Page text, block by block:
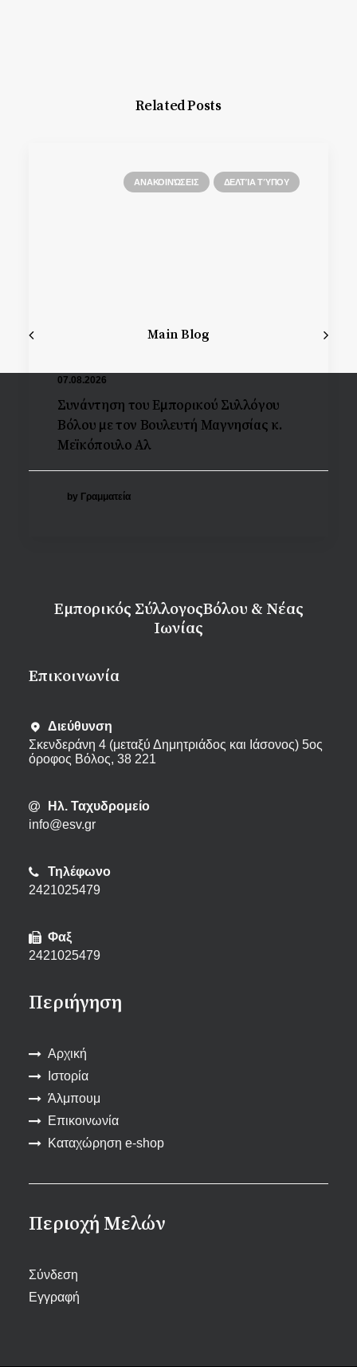
Related Posts
ΑΝΑΚΟΙΝΏΣΕΙΣ ΔΕΛΤΊΑ ΤΎΠΟΥ
07.08.2026
Συνάντηση του Εμπορικού Συλλόγου
Βόλου με τον Βουλευτή Μαγνησίας κ.
Μεϊκόπουλο Αλ
by Γραμματεία
Main Blog
Εμπορικός ΣύλλογοςΒόλου & Νέας
Ιωνίας
Eπικοινωνία
Διεύθυνση
Σκενδεράνη 4 (μεταξύ Δημητριάδος και Ιάσονος) 5ος
όροφος Βόλος, 38 221
Ηλ. Ταχυδρομείο
info@esv.gr
Τηλέφωνο
2421025479
Φαξ
2421025479
Περιήγηση
Αρχική
Ιστορία
Άλμπουμ
Επικοινωνία
Καταχώρηση e-shop
Περιοχή Μελών
Σύνδεση
Εγγραφή